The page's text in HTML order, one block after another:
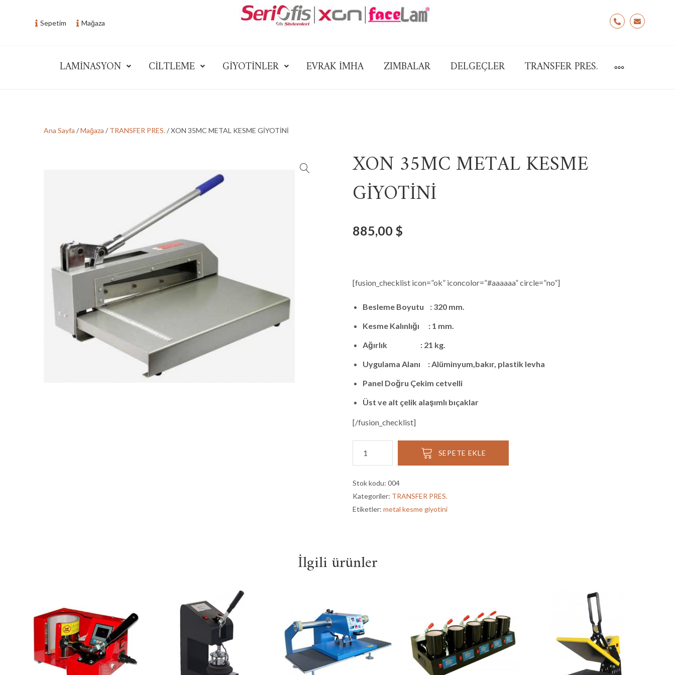
Sepetim Mağaza
Hemen
0530
Seri Ofis Ofis Sistemleri
LAMİNASYON CİLTLEME GİYOTİNLER EVRAK İMHA ZIMBALAR DELGEÇLER TRANSFER PRES. MORE
Ana Sayfa /Mağaza / TRANSFER PRES./ XON 35MC METAL KESME GİYOTİNİ
XON 35MC METAL KESME
GİYOTİNİ
885,00 $
[fusion_checklist icon=”ok” iconcolor=”#aaaaaa” circle=”no”]
Besleme Boyutu : 320 mm.
Kesme Kalınlığı : 1 mm.
Ağırlık : 21 kg.
Uygulama Alanı : Alüminyum,bakır, plastik levha
Panel Doğru Çekim cetvelli
Üst ve alt çelik alaşımlı bıçaklar
[/fusion_checklist]
35MC
KESME
GİYOTİNİ
adet
SEPETE EKLE
Stok kodu: 004
Kategoriler: TRANSFER PRES.
Etiketler: metal kesme giyotini
İlgili ürünler